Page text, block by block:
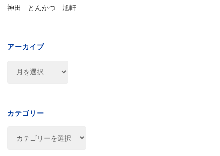
神田 とんかつ 旭軒
アーカイブ
ブ
カテゴリー